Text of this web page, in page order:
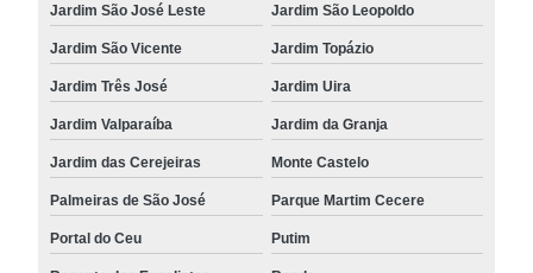
Jardim São José Leste Jardim São Leopoldo
Jardim São Vicente Jardim Topázio
Jardim Três José Jardim Uira
Jardim Valparaíba Jardim da Granja
Jardim das Cerejeiras Monte Castelo
Palmeiras de São José Parque Martim Cecere
Portal do Ceu Putim